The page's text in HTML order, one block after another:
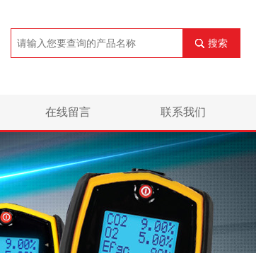
搜索
在线留言 联系我们